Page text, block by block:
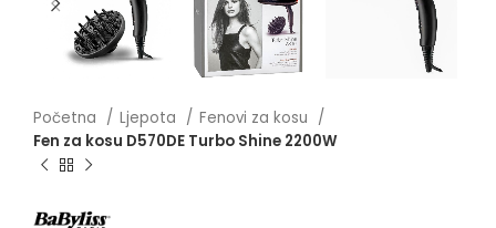
Početna Ljepota
Fenovi za kosu
Fen za kosu D570DE Turbo Shine 2200W